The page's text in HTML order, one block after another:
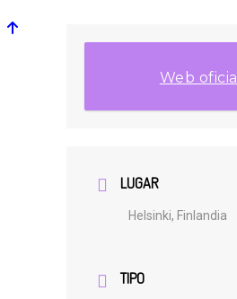
Web oficial
LUGAR
Helsinki, Finlandia
TIPO